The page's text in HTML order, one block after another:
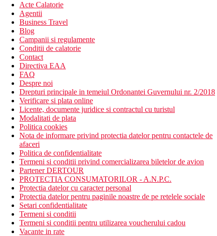
Acte Calatorie
Agentii
Business Travel
Blog
Campanii si regulamente
Conditii de calatorie
Contact
Directiva EAA
FAQ
Despre noi
Drepturi principale in temeiul Ordonantei Guvernului nr. 2/2018
Verificare si plata online
Licente, documente juridice si contractul cu turistul
Modalitati de plata
Politica cookies
Nota de informare privind protectia datelor pentru contactele de
afaceri
Politica de confidentialitate
Termeni si conditii privind comercializarea biletelor de avion
Partener DERTOUR
PROTECTIA CONSUMATORILOR - A.N.P.C.
Protectia datelor cu caracter personal
Protectia datelor pentru paginile noastre de pe retelele sociale
Setari confidentialitate
Termeni si conditii
Termeni si conditii pentru utilizarea voucherului cadou
Vacante in rate